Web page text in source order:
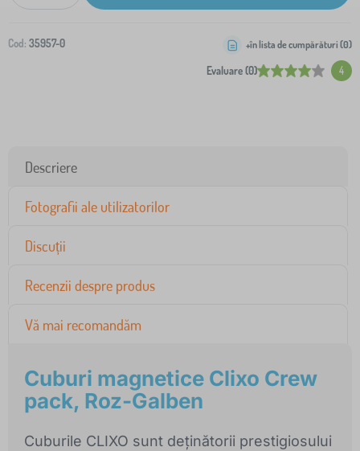
Cod: 35957-0
Evaluare (0) 4
+în lista de cumpărături (0)
Descriere
Fotografii ale utilizatorilor
Discuții
Recenzii despre produs
Vă mai recomandăm
Cuburi magnetice Clixo Crew
pack, Roz-Galben
Cuburile CLIXO sunt deținătorii prestigiosului